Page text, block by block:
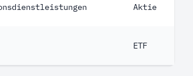
Aktie
ETF